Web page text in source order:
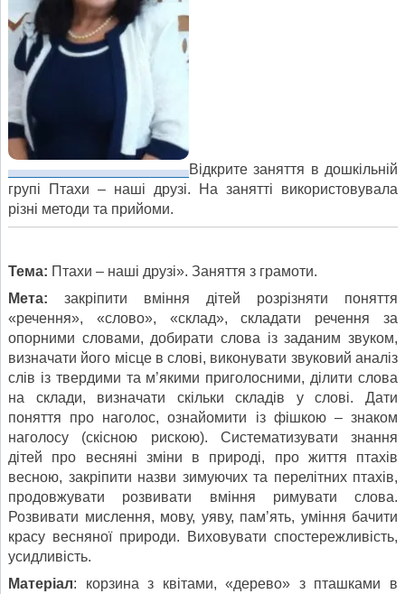
Відкрите заняття в дошкільній
групі Птахи – наші друзі. На занятті використовувала
різні методи та прийоми.
Тема: Птахи – наші друзі». Заняття з грамоти.
Мета: закріпити вміння дітей розрізняти поняття
«речення», «слово», «склад», складати речення за
опорними словами, добирати слова із заданим звуком,
визначати його місце в слові, виконувати звуковий аналіз
слів із твердими та м’якими приголосними, ділити слова
на склади, визначати скільки складів у слові. Дати
поняття про наголос, ознайомити із фішкою – знаком
наголосу (скісною рискою). Систематизувати знання
дітей про весняні зміни в природі, про життя птахів
весною, закріпити назви зимуючих та перелітних птахів,
продовжувати розвивати вміння римувати слова.
Розвивати мислення, мову, уяву, пам’ять, уміння бачити
красу весняної природи. Виховувати спостережливість,
усидливість.
Матеріал: корзина з квітами, «дерево» з пташками в